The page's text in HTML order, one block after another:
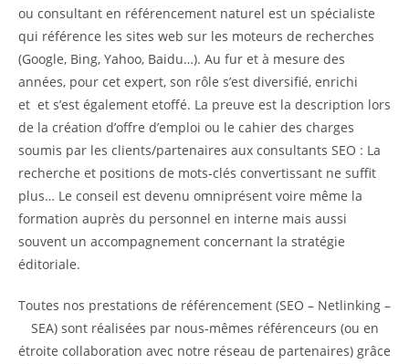
ou consultant en référencement naturel est un spécialiste
qui référence les sites web sur les moteurs de recherches
(Google, Bing, Yahoo, Baidu…). Au fur et à mesure des
années, pour cet expert, son rôle s’est diversifié, enrichi
et et s’est également etoffé. La preuve est la description lors
de la création d’offre d’emploi ou le cahier des charges
soumis par les clients/partenaires aux consultants SEO : La
recherche et positions de mots-clés convertissant ne suffit
plus… Le conseil est devenu omniprésent voire même la
formation auprès du personnel en interne mais aussi
souvent un accompagnement concernant la stratégie
éditoriale.
Toutes nos prestations de référencement (SEO – Netlinking –
SEA) sont réalisées par nous-mêmes référenceurs (ou en
étroite collaboration avec notre réseau de partenaires) grâce